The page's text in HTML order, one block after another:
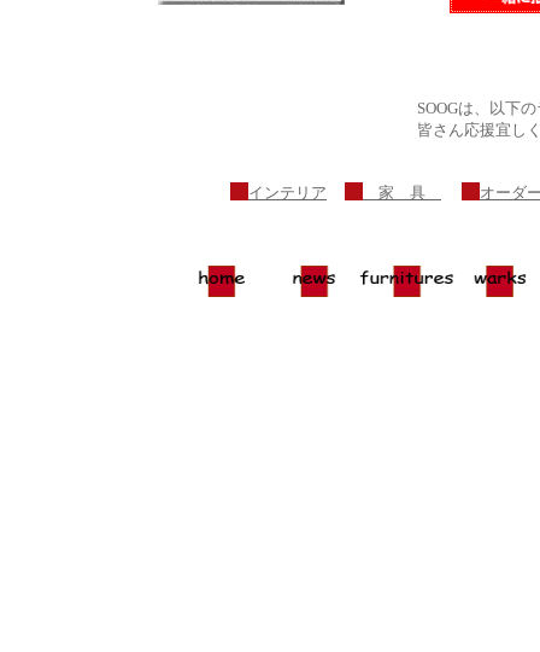
SOOGは、以下
皆さん応援宜し
インテリア 家 具 オーダ